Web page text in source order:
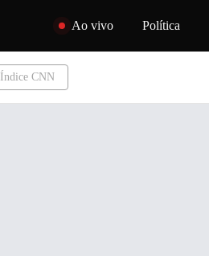
Pular para o conteúdo
Ao vivo Política
Índice CNN